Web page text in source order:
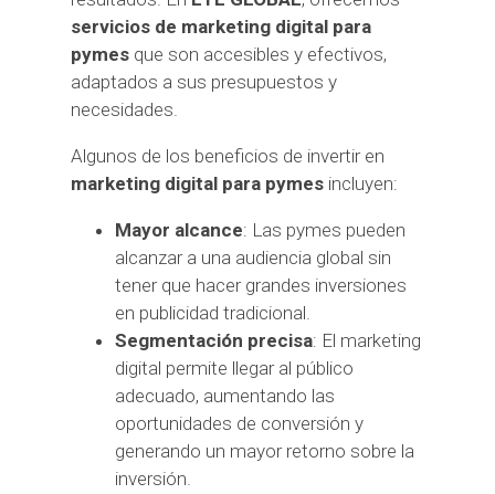
servicios de marketing digital para
pymes que son accesibles y efectivos,
adaptados a sus presupuestos y
necesidades.
Algunos de los beneficios de invertir en
marketing digital para pymes incluyen:
Mayor alcance: Las pymes pueden
alcanzar a una audiencia global sin
tener que hacer grandes inversiones
en publicidad tradicional.
Segmentación precisa: El marketing
digital permite llegar al público
adecuado, aumentando las
oportunidades de conversión y
generando un mayor retorno sobre la
inversión.